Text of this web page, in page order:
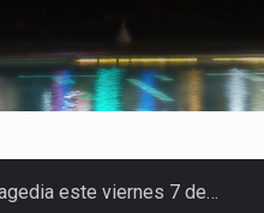
este viernes 7 de…